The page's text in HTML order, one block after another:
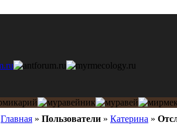
Главная » Пользователи » Катерина »